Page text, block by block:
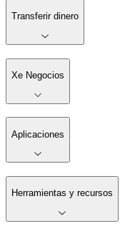
Transferir dinero
Xe Negocios
Aplicaciones
Herramientas y recursos